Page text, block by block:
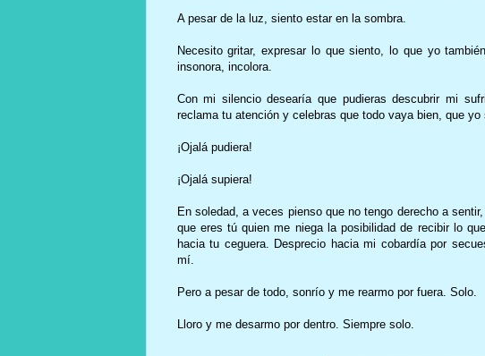
A pesar de la luz, siento estar en la sombra.
Necesito gritar, expresar lo que siento, lo que yo
insonora, incolora.
Con mi silencio desearía que pudieras descubrir mi
reclama tu atención y celebras que todo vaya bien, que
¡Ojalá pudiera!
¡Ojalá supiera!
En soledad, a veces pienso que no tengo derecho a
que eres tú quien me niega la posibilidad de recibir lo
hacia tu ceguera. Desprecio hacia mi cobardía por
mí.
Pero a pesar de todo, sonrío y me rearmo por fuera. Solo.
Lloro y me desarmo por dentro. Siempre solo.